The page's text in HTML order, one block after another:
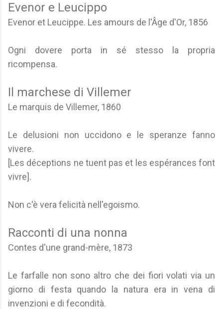
Evenor e Leucippo
Evenor et Leucippe. Les amours de l'Âge d'Or, 1856
Ogni dovere porta in sé stesso la propria
ricompensa.
Il marchese di Villemer
Le marquis de Villemer, 1860
Le delusioni non uccidono e le speranze fanno
vivere.
[Les déceptions ne tuent pas et les espérances font
vivre].
Non c'è vera felicità nell'egoismo.
Racconti di una nonna
Contes d'une grand-mère, 1873
Le farfalle non sono altro che dei fiori volati via un
giorno di festa quando la natura era in vena di
invenzioni e di fecondità.